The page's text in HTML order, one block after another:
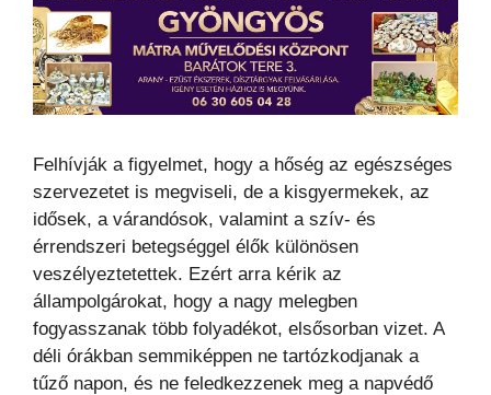
Felhívják a figyelmet, hogy a hőség az egészséges
szervezetet is megviseli, de a kisgyermekek, az
idősek, a várandósok, valamint a szív- és
érrendszeri betegséggel élők különösen
veszélyeztetettek. Ezért arra kérik az
állampolgárokat, hogy a nagy melegben
fogyasszanak több folyadékot, elsősorban vizet. A
déli órákban semmiképpen ne tartózkodjanak a
tűző napon, és ne feledkezzenek meg a napvédő